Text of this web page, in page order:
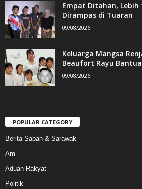
Empat Ditahan, Lebih
Dirampas di Tuaran
09/08/2026
Keluarga Mangsa
Beaufort Rayu
09/08/2026
POPULAR CATEGORY
Berita Sabah & Sarawak
Am
Aduan Rakyat
Politik